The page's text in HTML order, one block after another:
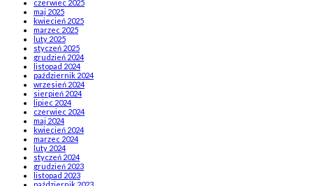
czerwiec 2025
maj 2025
kwiecień 2025
marzec 2025
luty 2025
styczeń 2025
grudzień 2024
listopad 2024
październik 2024
wrzesień 2024
sierpień 2024
lipiec 2024
czerwiec 2024
maj 2024
kwiecień 2024
marzec 2024
luty 2024
styczeń 2024
grudzień 2023
listopad 2023